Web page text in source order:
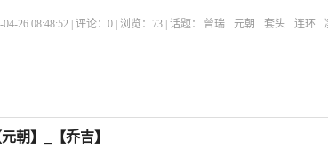
26 08:48:52 | 评论：0 | 浏览： 73 | 话题： 曾瑞 元朝 套头 连环
朝】_【乔吉】